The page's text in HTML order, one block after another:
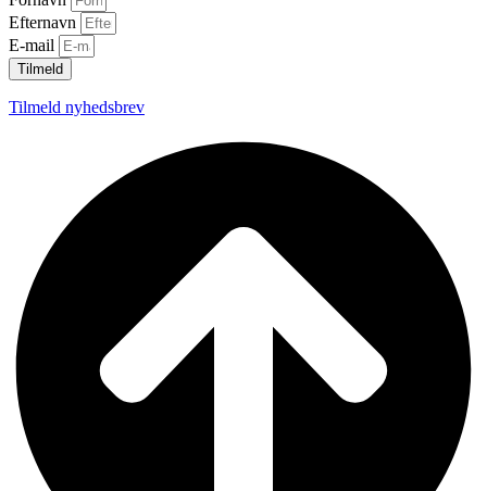
Efternavn
E-mail
Tilmeld
Tilmeld nyhedsbrev